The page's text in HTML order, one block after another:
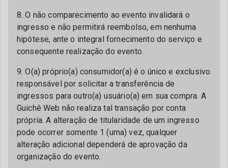
8. O não comparecimento ao evento invalidará o
ingresso e não permitirá reembolso, em nenhuma
hipótese, ante o integral fornecimento do serviço e
consequente realização do evento.
9. O(a) próprio(a) consumidor(a) é o único e exclusivo
responsável por solicitar a transferência de
ingressos para outro(a) usuário(a) em sua compra. A
Guichê Web não realiza tal transação por conta
própria. A alteração de titularidade de um ingresso
pode ocorrer somente 1 (uma) vez, qualquer
alteração adicional dependerá de aprovação da
organização do evento.